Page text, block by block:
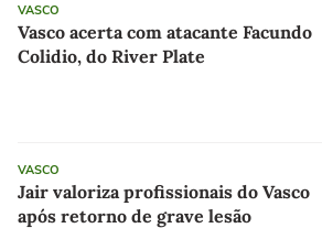
VASCO
Vasco acerta com atacante Facundo
Colidio, do River Plate
VASCO
Jair valoriza profissionais do Vasco
após retorno de grave lesão